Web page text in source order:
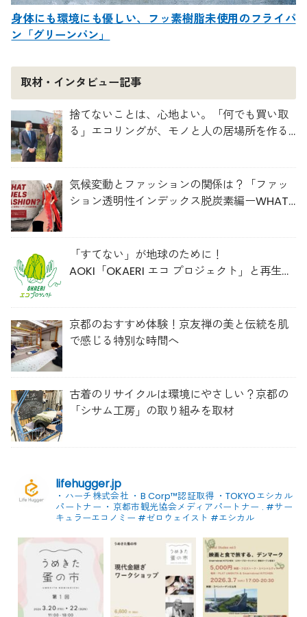
身体にも環境にも優しい、フッ素樹脂未使用のフライパ
ン「グリーンパン」
取材・インタビュー記事
捨てないことは、心地よい。「何でも買い取
る」エコリングが、モノと人の居場所を作る
気候変動とファッションの関係は？「ファッ
ション透明性インデックス脱炭素編ーWHAT
「すてない」が地球のために！
AOKI「OKAERI エコ プロジェクト」と再生ウ
京都のおすすめ体験！京友禅の美と伝統を肌
で感じる特別な時間へ
古着のリサイクルは環境にやさしい？京都の
「シサム工房」の取り組みを取材
lifehugger.jp
・ハーチ株式会社 ・B Corp™認証取得 ・TOKYOエシカル
パートナー ・京都市観光協会メディアパートナー . #サー
キュラーエコノミー #ゼロウェイスト #エシカル